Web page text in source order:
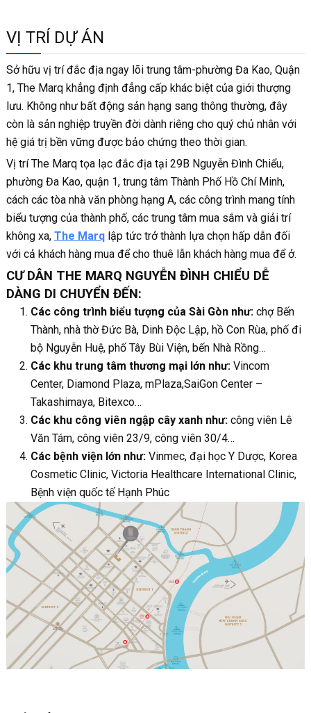
VỊ TRÍ DỰ ÁN
Sở hữu vị trí đắc địa ngay lõi trung tâm-phường Đa Kao, Quận
1, The Marq khẳng định đẳng cấp khác biệt của giới thượng
lưu. Không như bất động sản hạng sang thông thường, đây
còn là sản nghiệp truyền đời dành riêng cho quý chủ nhân với
hệ giá trị bền vững được bảo chứng theo thời gian.
Vị trí The Marq tọa lạc đắc địa tại 29B Nguyễn Đình Chiểu,
phường Đa Kao, quận 1, trung tâm Thành Phố Hồ Chí Minh,
cách các tòa nhà văn phòng hạng A, các công trình mang tính
biểu tượng của thành phố, các trung tâm mua sắm và giải trí
không xa, The Marqlập tức trở thành lựa chọn hấp dẫn đối
với cả khách hàng mua để cho thuê lẫn khách hàng mua để ở.
CƯ DÂN THE MARQ NGUYỄN ĐÌNH CHIỂU DỄ
DÀNG DI CHUYỂN ĐẾN:
Các công trình biểu tượng của Sài Gòn như:chợ Bến
Thành, nhà thờ Đức Bà, Dinh Độc Lập, hồ Con Rùa, phố đi
bộ Nguyễn Huệ, phố Tây Bùi Viện, bến Nhà Rồng…
Các khu trung tâm thương mại lớn như: Vincom
Center, Diamond Plaza, mPlaza,SaiGon Center –
Takashimaya, Bitexco…
Các khu công viên ngập cây xanh như: công viên Lê
Văn Tám, công viên 23/9, công viên 30/4…
Các bệnh viện lớn như:Vinmec, đại học Y Dược, Korea
Cosmetic Clinic, Victoria Healthcare International Clinic,
Bệnh viện quốc tế Hạnh Phúc